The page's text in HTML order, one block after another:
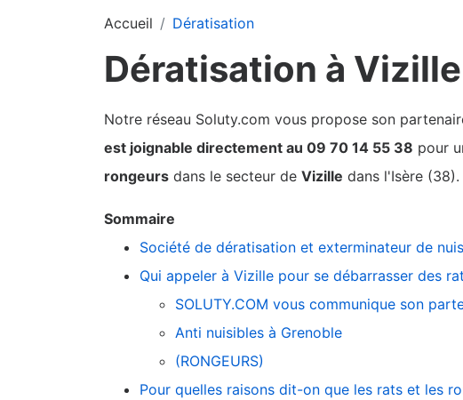
Accueil Dératisation
Dératisation à
Notre réseau Soluty.com vous propose son
est joignable directement au 09 70 14 55 38 pour
rongeurs dans le secteur de Vizille dans l'Isère (38).
Sommaire
Société de dératisation et exterminateur de
Qui appeler à Vizille pour se débarrasser des
SOLUTY.COM vous communique son
Anti nuisibles à Grenoble
(RONGEURS)
Pour quelles raisons dit-on que les rats et les